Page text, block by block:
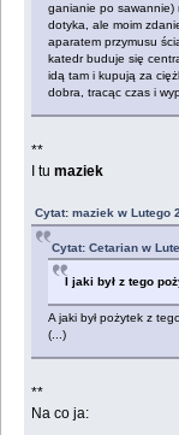
ganianie po sawannie)
dotyka, ale moim
aparatem przymusu
katedr buduje się
idą tam i kupują za
dobra, tracąc czas i
**
I tumaziek
Cytat: maziek w Lutego
Cytat: Cetarian w
I jaki był z tego
A jaki był pożytek z
(...)
**
Na co ja: